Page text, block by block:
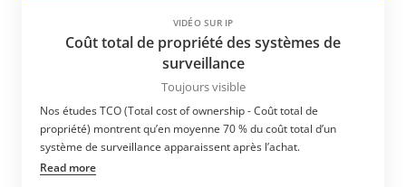
VIDÉO SUR IP
Coût total de propriété des systèmes de
surveillance
Toujours visible
Nos études TCO (Total cost of ownership - Coût total de
propriété) montrent qu’en moyenne 70 % du coût total d’un
système de surveillance apparaissent après l’achat.
Read more